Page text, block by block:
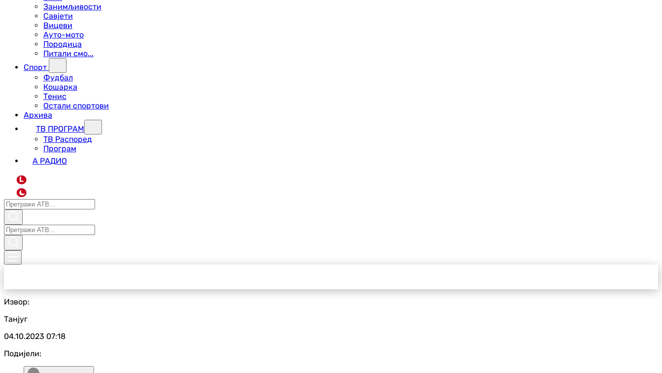
Занимљивости
Савјети
Вицеви
Ауто-мото
Породица
Питали смо...
Спорт
Фудбал
Кошарка
Тенис
Остали спортови
Архива
ТВ ПРОГРАМ
ТВ Распоред
Програм
А РАДИО
L
Извор:
Танјуг
04.10.2023 07:18
Подијели: